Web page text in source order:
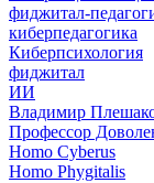
фиджитал-
киберпедагогика
Киберпсихология
фиджитал
ИИ
Владимир
Профессор
Homo Cyberus
Homo Phygitalis